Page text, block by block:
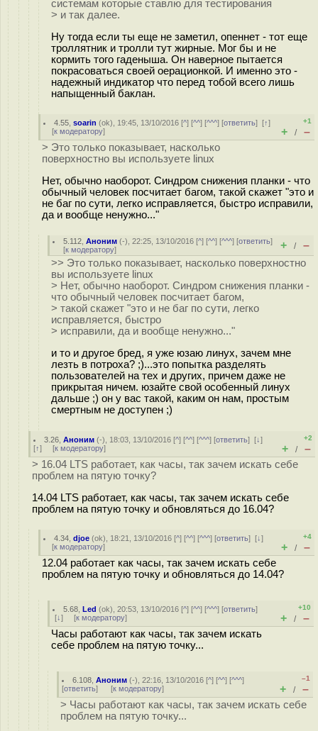
системам которые ставлю для тестирования
> и так далее.
Ну тогда если ты еще не заметил, опеннет - тот еще
троллятник и тролли тут жирные. Мог бы и не
кормить того гаденыша. Он наверное пытается
покрасоваться своей оерационкой. И именно это -
надежный индикатор что перед тобой всего лишь
напыщенный баклан.
4.55 ,soarin (ok), 19:45, 13/10/2016 [^] [^^] [^^^] [ответить][↑]
[к модератору]
+1
+ / –
> Это только показывает, насколько
поверхностно вы используете linux
Нет, обычно наоборот. Синдром снижения планки - что
обычный человек посчитает багом, такой скажет "это и
не баг по сути, легко исправляется, быстро исправили,
да и вообще ненужно..."
5.112 ,Аноним (-), 22:25, 13/10/2016 [^] [^^] [^^^] [ответить]
[к модератору] + / –
>> Это только показывает, насколько поверхностно
вы используете linux
> Нет, обычно наоборот. Синдром снижения планки -
что обычный человек посчитает багом,
> такой скажет "это и не баг по сути, легко
исправляется, быстро
> исправили, да и вообще ненужно..."
и то и другое бред, я уже юзаю линух, зачем мне
лезть в потроха? ;)...это попытка разделять
пользователей на тех и других, причем даже не
прикрытая ничем. юзайте свой особенный линух
дальше ;) он у вас такой, каким он нам, простым
смертным не доступен ;)
3.26 ,Аноним (-), 18:03, 13/10/2016 [^] [^^] [^^^] [ответить][↓]
[↑] [к модератору]
+2
+ / –
> 16.04 LTS работает, как часы, так зачем искать себе
проблем на пятую точку?
14.04 LTS работает, как часы, так зачем искать себе
проблем на пятую точку и обновляться до 16.04?
4.34 ,djoe (ok), 18:21, 13/10/2016 [^] [^^] [^^^] [ответить][↓]
[к модератору]
+4
+ / –
12.04 работает как часы, так зачем искать себе
проблем на пятую точку и обновляться до 14.04?
5.68 ,Led (ok), 20:53, 13/10/2016 [^] [^^] [^^^] [ответить]
[↓] [к модератору]
+10
+ / –
Часы работают как часы, так зачем искать
себе проблем на пятую точку...
6.108 ,Аноним (-), 22:16, 13/10/2016 [^] [^^] [^^^]
[ответить] [к модератору]
–1
+ / –
> Часы работают как часы, так зачем искать себе
проблем на пятую точку...